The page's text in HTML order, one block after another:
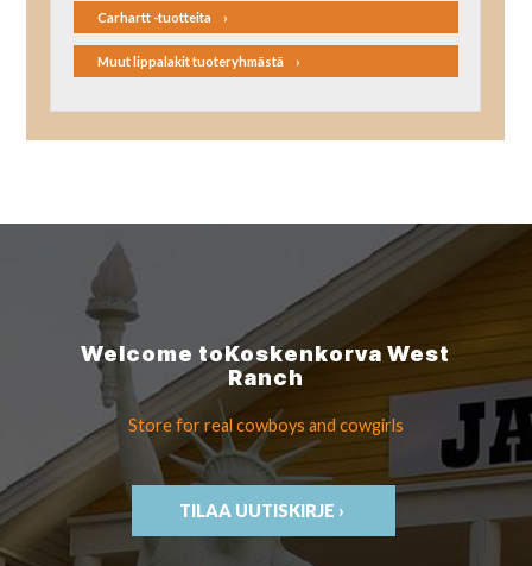
Carhartt -tuotteita
Muut lippalakit tuoteryhmästä
Welcome toKoskenkorvaWest
Ranch
Store for real cowboys and cowgirls
TILAA UUTISKIRJE ›